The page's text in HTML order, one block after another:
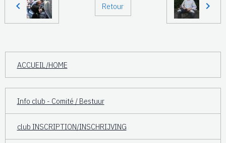
Retour
ACCUEIL/HOME
Info club - Comité / Bestuur
club INSCRIPTION/INSCHRIJVING